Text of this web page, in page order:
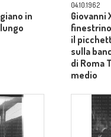
in
04.10.1962
Giovanni
il
sulla
di Roma
medio